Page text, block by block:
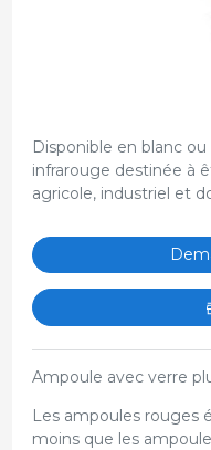
Disponible en blanc
infrarouge destinée à
agricole, industriel et
Ampoule avec verre
Les ampoules rouges
moins que les